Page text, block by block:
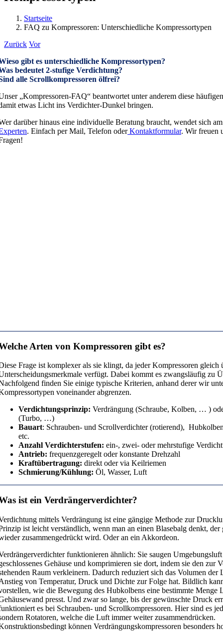
Startseite
FAQ zu Kompressoren: Unterschiedliche Kompressortypen
Zurück Vor
gibt es unterschiedliche Kompressortypen?
bedeutet 2-stufige Verdichtung?
alle Scrollkompressoren ölfrei?
„Kompressoren-FAQ“ beantwortet unter anderem diese
etwas Licht ins Verdichter-Dunkel bringen.
darüber hinaus eine individuelle Beratung braucht, wendet sich
. Einfach per Mail, Telefon oderKontaktformular. Wir freuen
Arten von Kompressoren gibt es?
Frage ist komplexer als sie klingt, da jeder Kompressoren gleich
verfügt. Dabei kommt es zwangsläufig zu
finden Sie einige typische Kriterien, anhand derer wir
voneinander abgrenzen.
Verdichtungsprinzip: Verdrängung (Schraube, Kolben, … )
(Turbo, …)
Bauart: Schrauben- und Scrollverdichter (rotierend),
etc.
Anzahl Verdichterstufen: ein-, zwei- oder mehrstufige
Antrieb: frequenzgeregelt oder konstante Drehzahl
Kraftübertragung: direkt oder via Keilriemen
Schmierung/Kühlung: Öl, Wasser, Luft
ist ein Verdrängerverdichter?
mittels Verdrängung ist eine gängige Methode zur
ist leicht verständlich, wenn man an einen Blasebalg denkt, der
zusammengedrückt wird. Oder an ein Akkordeon.
funktionieren ähnlich: Sie saugen
Gehäuse und komprimieren sie dort, indem sie den zur
Raum verkleinern. Dadurch reduziert sich das Volumen der
von Temperatur, Druck und Dichte zur Folge hat. Bildlich
wie die Bewegung des Hubkolbens eine bestimmte Menge
presst. Und zwar so lange, bis der gewünschte Druck
es bei Schrauben- und Scrollkompressoren. Hier sind es
Rotatoren, welche die Luft immer weiter zusammendrücken.
können Verdrängungskompressoren besonders